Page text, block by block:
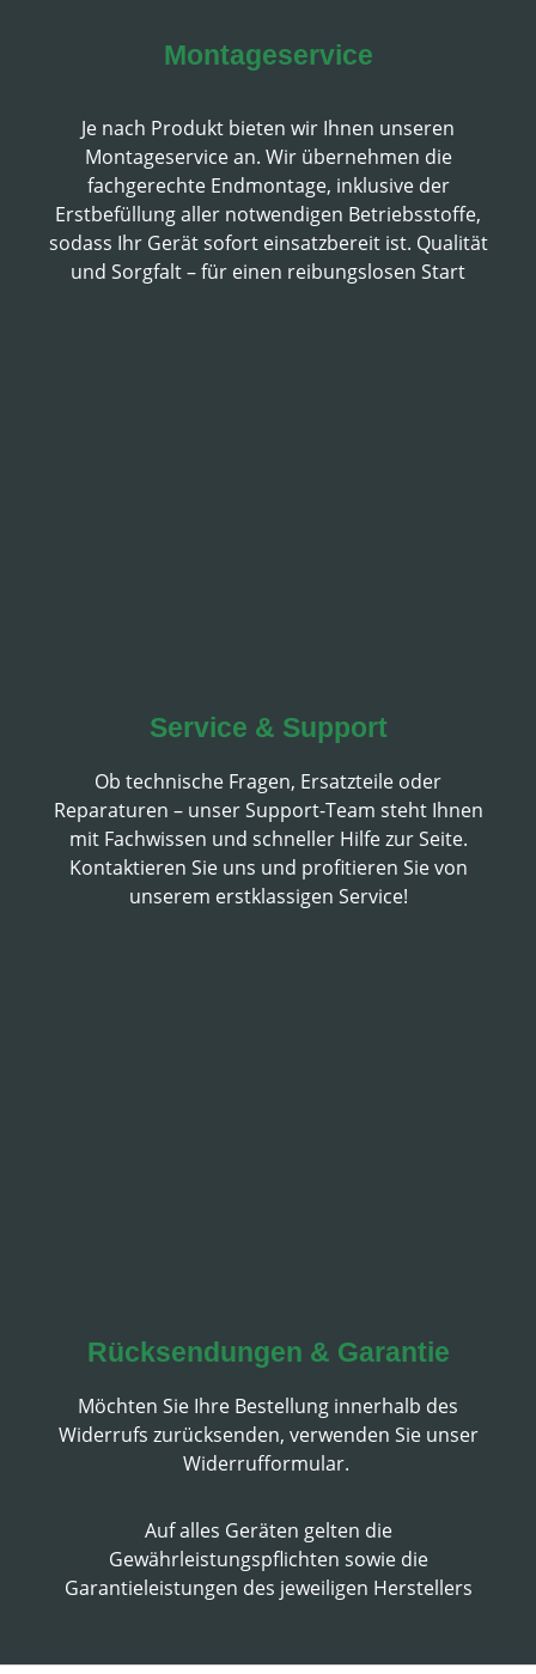
Montageservice
Je nach Produkt bieten wir Ihnen unseren
Montageservice an. Wir übernehmen die
fachgerechte Endmontage, inklusive der
Erstbefüllung aller notwendigen Betriebsstoffe,
sodass Ihr Gerät sofort einsatzbereit ist. Qualität
und Sorgfalt – für einen reibungslosen Start
Service & Support
Ob technische Fragen, Ersatzteile oder
Reparaturen – unser Support-Team steht Ihnen
mit Fachwissen und schneller Hilfe zur Seite.
Kontaktieren Sie uns und profitieren Sie von
unserem erstklassigen Service!
Rücksendungen & Garantie
Möchten Sie Ihre Bestellung innerhalb des
Widerrufs zurücksenden, verwenden Sie unser
Widerrufformular.
Auf alles Geräten gelten die
Gewährleistungspflichten sowie die
Garantieleistungen des jeweiligen Herstellers